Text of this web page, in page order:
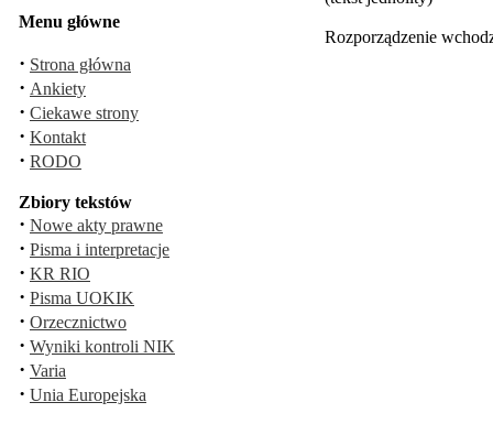
Menu główne
· Strona główna
· Ankiety
· Ciekawe strony
· Kontakt
· RODO
Zbiory tekstów
· Nowe akty prawne
· Pisma i interpretacje
· KR RIO
· Pisma UOKIK
· Orzecznictwo
· Wyniki kontroli NIK
· Varia
· Unia Europejska
Rozporządzenie